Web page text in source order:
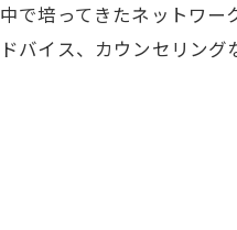
中で培ってきたネットワ
ドバイス、カウンセリン